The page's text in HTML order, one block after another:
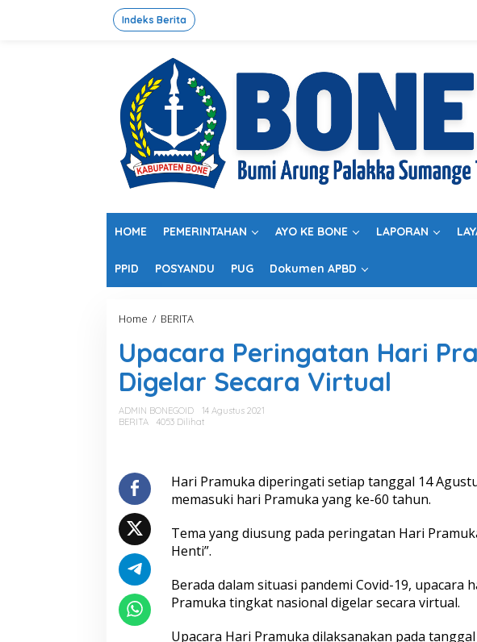
Indeks Berita
HOME PEMERINTAHAN AYO KE BONE LAPORAN
PPID POSYANDU PUG Dokumen APBD
Home / BERITA
a
c
a
r
P
n
a
a
n
a
r
i
r
Upacara Peringatan Hari
Digelar Secara Virtual
ADMIN BONEGOID
14 Agustus 2021
BERITA
4053 Dilihat
Hari Pramuka diperingati setiap tanggal 14
memasuki hari Pramuka yang ke-60 tahun.
Tema yang diusung pada peringatan Hari
Henti”.
Berada dalam situasi pandemi Covid-19, upacara
Pramuka tingkat nasional digelar secara virtual.
Upacara Hari Pramuka dilaksanakan pada